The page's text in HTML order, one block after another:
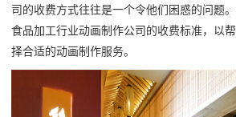
司的收费方式往往是一个令他们困惑的问题
食品加工行业动画制作公司的收费标准，以
择合适的动画制作服务。